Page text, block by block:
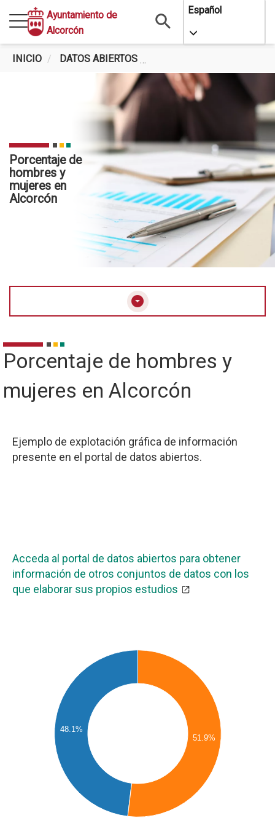
contenido
principal
Ayuntamiento de
Alcorcón
Español
Toggle
INICIO DATOS ABIERTOS
Porcentaje de
hombres y
mujeres en
Alcorcón
arrow_drop_down_circle
Porcentaje de hombres y
mujeres en Alcorcón
Ejemplo de explotación gráfica de información
presente en el portal de datos abiertos.
Acceda al portal de datos abiertos para obtener
información de otros conjuntos de datos con los
que elaborar sus propios estudios
48.1%
51.9%